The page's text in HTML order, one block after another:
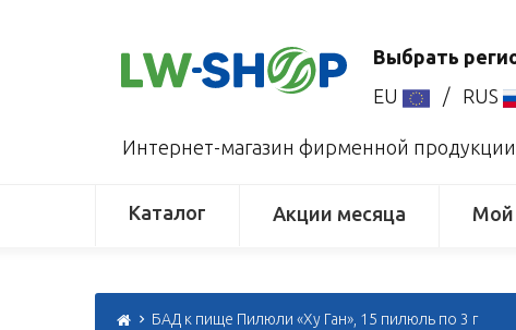
Выбрать
EU
/ RUS
Интернет-магазин фирменной
Каталог Акции месяца Мой
БАД к пище Пилюли «Ху Ган», 15 пилюль по 3 г